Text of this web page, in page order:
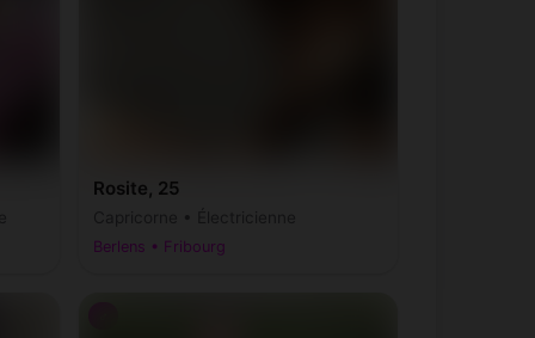
Rosite, 25
Berlens • Fribourg